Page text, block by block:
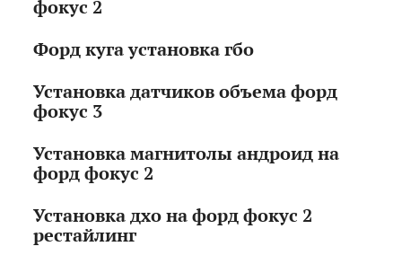
фокус 2
Форд куга установка гбо
Установка датчиков объема форд
фокус 3
Установка магнитолы андроид на
форд фокус 2
Установка дхо на форд фокус 2
рестайлинг